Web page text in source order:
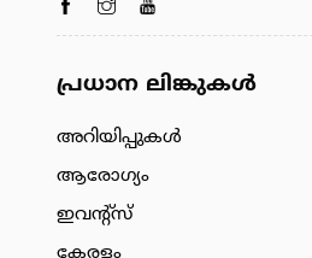
പ്രധാന ലിങ്കുകൾ
അറിയിപ്പുകള്‍
ആരോഗ്യം
ഇവന്റ്സ്
കേരളം